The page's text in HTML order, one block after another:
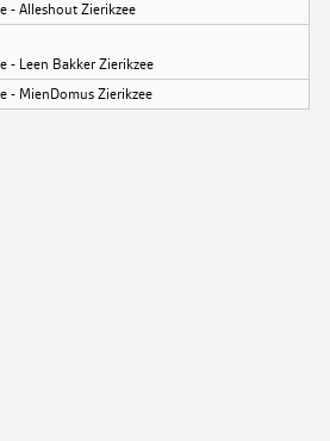
- Alleshout Zierikzee
- Leen Bakker Zierikzee
- MienDomus Zierikzee